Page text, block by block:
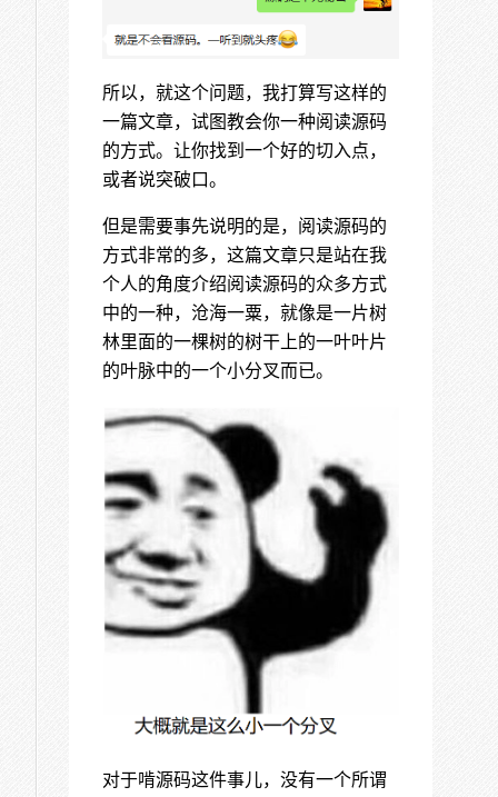
所以，就这个问题，我打算写这样的
一篇文章，试图教会你一种阅读源码
的方式。让你找到一个好的切入点，
或者说突破口。
但是需要事先说明的是，阅读源码的
方式非常的多，这篇文章只是站在我
个人的角度介绍阅读源码的众多方式
中的一种，沧海一粟，就像是一片树
林里面的一棵树的树干上的一叶叶片
的叶脉中的一个小分叉而已。
对于啃源码这件事儿，没有一个所谓